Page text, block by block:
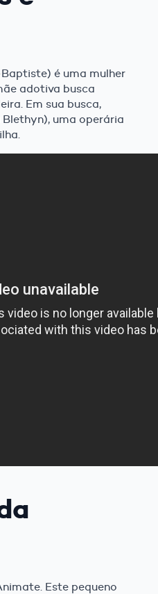
é uma mulher
adotiva busca
Em sua busca,
uma operária
Este pequeno